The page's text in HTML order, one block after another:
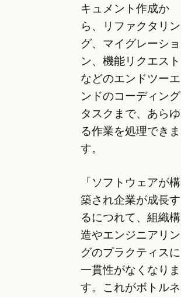
キュメント作成か
ら、リファクタリン
グ、マイグレーショ
ン、機能リクエスト
などのエンドツーエ
ンドのコーディング
タスクまで、あらゆ
る作業を処理できま
す。
「ソフトウェアが構
築され企業が成長す
るにつれて、組織構
造やエンジニアリン
グのプラクティスに
一貫性がなくなりま
す。これがボトルネ